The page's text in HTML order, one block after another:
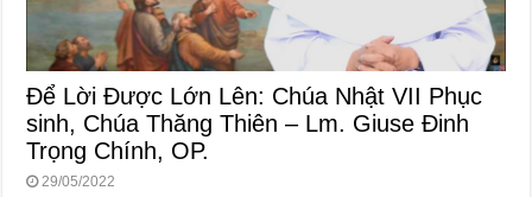
Để Lời Được Lớn Lên: Chúa Nhật VII Phục
sinh, Chúa Thăng Thiên – Lm. Giuse Đinh
Trọng Chính, OP.
29/05/2022